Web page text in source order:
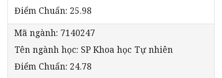
Điểm Chuẩn: 25.98
Mã ngành: 7140247
Tên ngành học: SP Khoa học Tự nhiên
Điểm Chuẩn: 24.78